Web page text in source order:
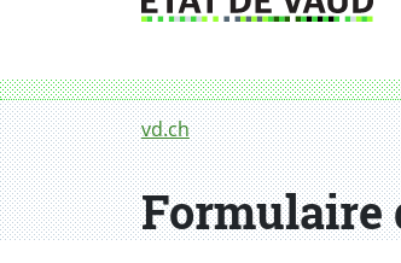
Fil d'Ariane
vd.ch
Formulaire de contact
Formulaire